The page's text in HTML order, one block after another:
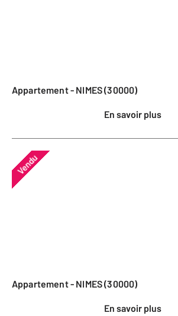
Appartement - NIMES (30000)
En savoir plus
Vendu
Appartement - NIMES (30000)
En savoir plus